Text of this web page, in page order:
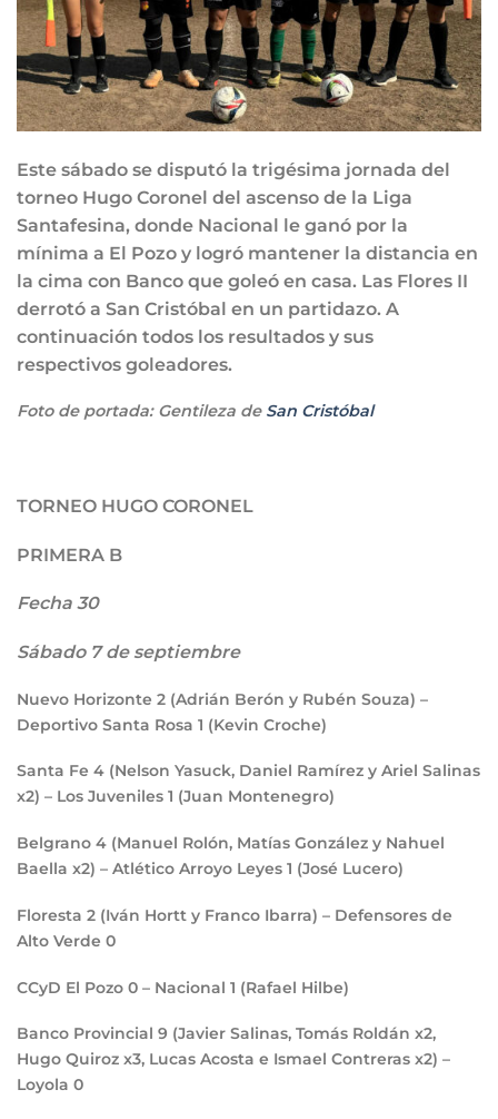
Este sábado se disputó la trigésima jornada del
torneo Hugo Coronel del ascenso de la Liga
Santafesina, donde Nacional le ganó por la
mínima a El Pozo y logró mantener la distancia en
la cima con Banco que goleó en casa. Las Flores II
derrotó a San Cristóbal en un partidazo. A
continuación todos los resultados y sus
respectivos goleadores.
Foto de portada: Gentileza de San Cristóbal
TORNEO HUGO CORONEL
PRIMERA B
Fecha 30
Sábado 7 de septiembre
Nuevo Horizonte 2 (Adrián Berón y Rubén Souza) –
Deportivo Santa Rosa 1 (Kevin Croche)
Santa Fe 4 (Nelson Yasuck, Daniel Ramírez y Ariel Salinas
x2) – Los Juveniles 1 (Juan Montenegro)
Belgrano 4 (Manuel Rolón, Matías González y Nahuel
Baella x2) – Atlético Arroyo Leyes 1 (José Lucero)
Floresta 2 (Iván Hortt y Franco Ibarra) – Defensores de
Alto Verde 0
CCyD El Pozo 0 – Nacional 1 (Rafael Hilbe)
Banco Provincial 9 (Javier Salinas, Tomás Roldán x2,
Hugo Quiroz x3, Lucas Acosta e Ismael Contreras x2) –
Loyola 0